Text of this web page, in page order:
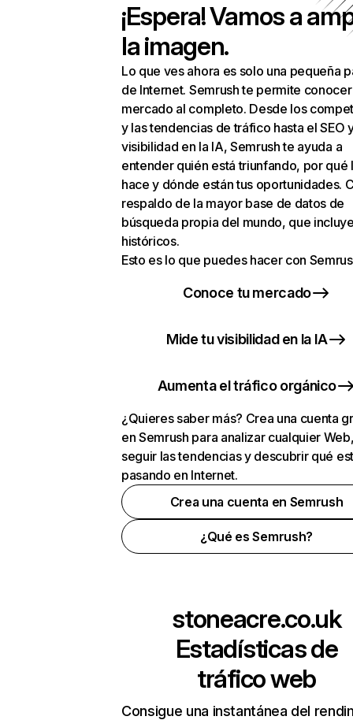
¡Espera! Vamos a
la imagen.
Lo que ves ahora es solo una pequeña
de Internet. Semrush te permite
mercado al completo. Desde los
y las tendencias de tráfico hasta el SEO
visibilidad en la IA, Semrush te ayuda a
entender quién está triunfando, por qué
hace y dónde están tus oportunidades.
respaldo de la mayor base de datos de
búsqueda propia del mundo, que
históricos.
Esto es lo que puedes hacer con
Conoce tu mercado
Mide tu visibilidad en la IA
Aumenta el tráfico orgánico
¿Quieres saber más? Crea una cuenta
en Semrush para analizar cualquier
seguir las tendencias y descubrir qué
pasando en Internet.
Crea una cuenta en Semrush
¿Qué es Semrush?
stoneacre.co.uk
Estadísticas de
tráfico web
Consigue una instantánea del